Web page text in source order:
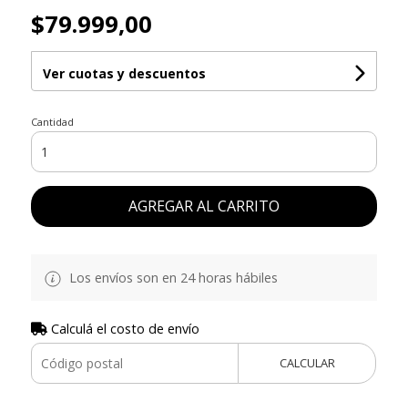
$79.999,00
Ver cuotas y descuentos
Cantidad
AGREGAR AL CARRITO
Los envíos son en 24 horas hábiles
Calculá el costo de envío
CALCULAR